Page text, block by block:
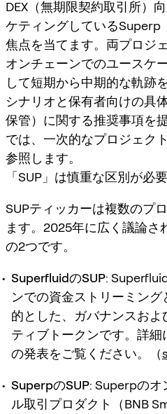
DEX（無期限契約取引所）
ケティングしているSuperp
焦点を当てます。両プロジ
オンチェーンでのユースケ
して短期から中期的な軌跡
シナリオと保有者向けの具
保管）に関する推奨事項を
では、一次的なプロジェク
参照します。
「SUP」は慎重な区別が必
SUPティッカーは複数のプ
ます。2025年に広く議論さ
の2つです。
SuperfluidのSUP:
ンでの資金ストリーミン
的とした、ガバナンスお
ティブトークンです。詳
の発表をご覧ください。（
SuperpのSUP: Superpのオ
ル取引プロダクト（BNB